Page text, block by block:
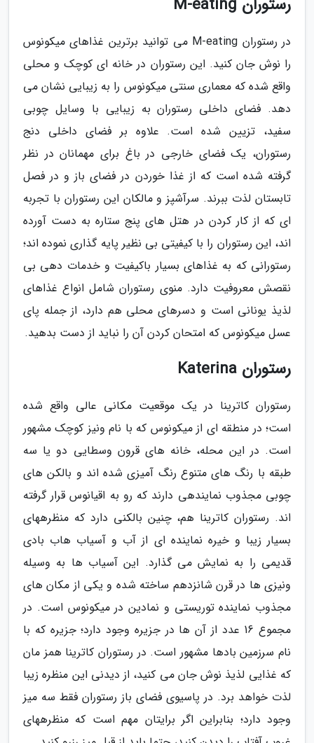
رستوران M-eating
در رستوران M-eating می توانید برترین غذاهای میکونوس
را نوش جان کنید. این رستوران در خانه ای کوچک و محلی
واقع شده که معماری سنتی میکونوس را به زیبایی نشان می
دهد. فضای داخلی رستوران به زیبایی با وسایل چوبی
سفید، تزیین شده است. علاوه بر فضای داخلی دنج
رستوران، یک فضای خارجی در باغ برای مهمانان در نظر
گرفته شده است که از غذا خوردن در فضای باز و در فصل
تابستان لذت ببرند. سرآشپز و مالکان این رستوران با تجربه
ای که از کار کردن در هتل های پنج ستاره به دست آورده
اند، این رستوران را با کیفیتی بی نظیر پایه گذاری نموده اند؛
رستورانی که به غذاهای بسیار باکیفیت و خدمات دهی بی
نقصش معروفیت دارد. منوی رستوران شامل انواع غذاهای
لذیذ یونانی است و دسرهای محلی هم دارد، از جمله پای
عسل میکونوس که امتحان کردن آن را نباید از دست بدهید.
رستوران Katerina
رستوران کاترینا در یک موقعیت مکانی عالی واقع شده
است؛ در منطقه ای از میکونوس که با نام ونیز کوچک مشهور
است. در این محله، خانه های قرون وسطایی دو یا سه
طبقه با رنگ های متنوع رنگ آمیزی شده اند و بالکن های
چوبی مجذوب نمایندهی دارند که رو به اقیانوس قرار گرفته
اند. رستوران کاترینا هم، چنین بالکنی دارد که منظرههای
بسیار زیبا و خیره نماینده ای از آب و آسیاب هاب بادی
قدیمی را به نمایش می گذارد. این آسیاب ها به وسیله
ونیزی ها در قرن شانزدهم ساخته شده و یکی از مکان های
مجذوب نماینده توریستی و نمادین در میکونوس است. در
مجموع 16 عدد از آن ها در جزیره وجود دارد؛ جزیره که با
نام سرزمین بادها مشهور است. در رستوران کاترینا همز مان
که غذایی لذیذ نوش جان می کنید، از دیدنی این منظره زیبا
لذت خواهد برد. در پاسیوی فضای باز رستوران فقط سه میز
وجود دارد؛ بنابراین اگر برایتان مهم است که منظرههای